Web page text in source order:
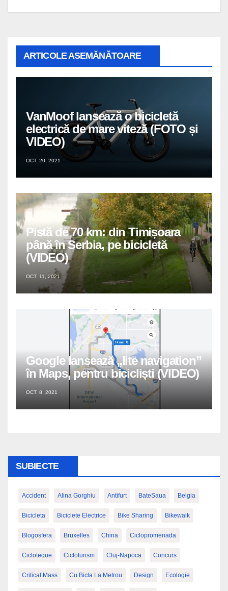
ARTICOLE ASEMĂNĂTOARE
VanMoof lansează o bicicletă
electrică de mare viteză (FOTO și
VIDEO)
OCT. 20, 2021
Pistă de 70 km: din Timișoara
până în Serbia, pe bicicletă
(VIDEO)
OCT. 11, 2021
Google lansează „lite navigation”
în Maps, pentru bicicliști (VIDEO)
OCT. 8, 2021
SUBIECTE
Accident Alina Gorghiu Antifurt BateSaua Belgia
Bicicleta Biciclete Electrice Bike Sharing Bikewalk
Blogosfera Bruxelles China Ciclopromenada
Cicloteque Cicloturism Cluj-Napoca Concurs
Critical Mass Cu Bicla La Metrou Design Ecologie